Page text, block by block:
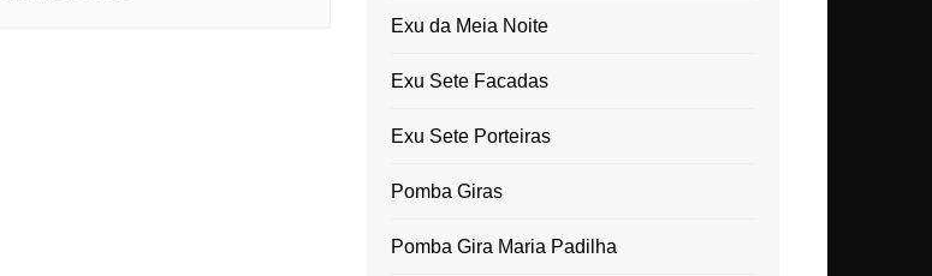
Exu da Meia Noite
Exu Sete Facadas
Exu Sete Porteiras
Pomba Giras
Pomba Gira Maria Padilha